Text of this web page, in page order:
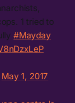
1 tried to
#Mayday
May 1, 2017